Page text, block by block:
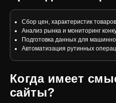
Сбор цен, характеристик
Анализ рынка и мониторинг
Подготовка данных для
Автоматизация рутинных
Когда имеет
сайты?